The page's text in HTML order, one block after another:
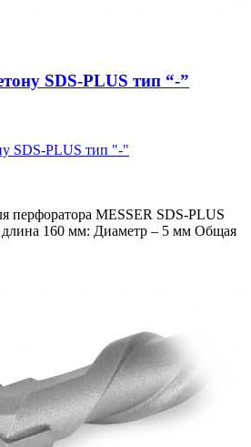
SDS-PLUS тип “-”
SDS-PLUS тип "-"
перфоратора MESSER SDS-PLUS
160 мм: Диаметр – 5 мм Общая